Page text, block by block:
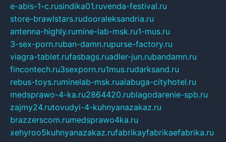
e-abis-1-c.rusindika01.ruvenda-festival.ru
store-brawlstars.rudooraleksandria.ru
antenna-highly.rumine-lab-msk.ru1-mus.ru
3-sex-porn.ruban-damn.rupurse-factory.ru
viagra-tablet.rufasbags.ruadler-jun.rubandamn.ru
fincontech.ru3sexporn.ru1mus.rudarksand.ru
rebus-toys.ruminelab-msk.rualabuga-cityhotel.ru
medsprawo-4-ka.ru2864420.rublagodarenie-spb.ru
zajmy24.rutovudyi-4-kuhnyanazakaz.ru
brazzerscom.rumedsprawo4ka.ru
xehyroo5kuhnyanazakaz.rufabrikayfabrikaefabrika.ru